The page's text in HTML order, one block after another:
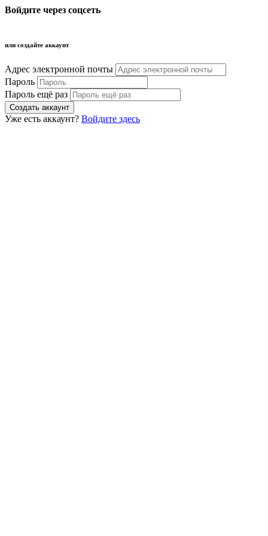
Войдите через соцсеть
или создайте аккаунт
Адрес электронной почты
Пароль
Пароль ещё раз
Уже есть аккаунт? Войдите здесь